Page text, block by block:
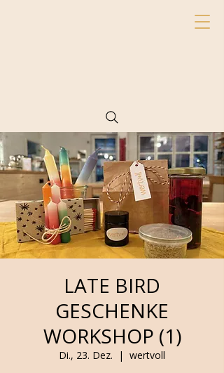
LATE BIRD
GESCHENKE
WORKSHOP (1)
Di., 23. Dez.
  |
wertvoll